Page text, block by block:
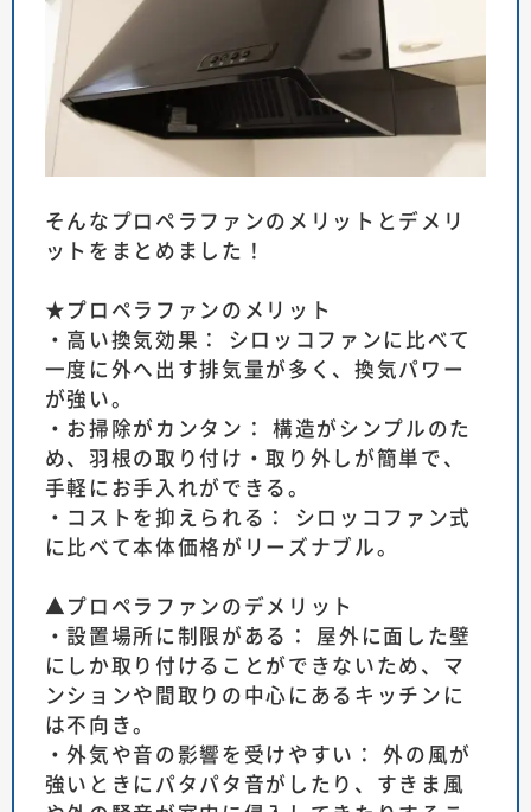
そんなプロペラファンのメリットとデメリ
ットをまとめました！
★プロペラファンのメリット
・高い換気効果： シロッコファンに比べて
一度に外へ出す排気量が多く、換気パワー
が強い。
・お掃除がカンタン： 構造がシンプルのた
め、羽根の取り付け・取り外しが簡単で、
手軽にお手入れができる。
・コストを抑えられる： シロッコファン式
に比べて本体価格がリーズナブル。
▲プロペラファンのデメリット
・設置場所に制限がある： 屋外に面した壁
にしか取り付けることができないため、マ
ンションや間取りの中心にあるキッチンに
は不向き。
・外気や音の影響を受けやすい： 外の風が
強いときにパタパタ音がしたり、すきま風